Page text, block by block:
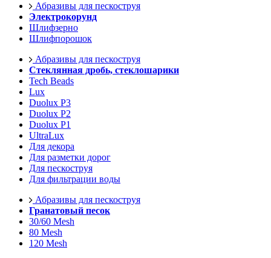
Абразивы для пескоструя
Электрокорунд
Шлифзерно
Шлифпорошок
Абразивы для пескоструя
Стеклянная дробь, стеклошарики
Tech Beads
Lux
Duolux P3
Duolux P2
Duolux P1
UltraLux
Для декора
Для разметки дорог
Для пескоструя
Для фильтрации воды
Абразивы для пескоструя
Гранатовый песок
30/60 Mesh
80 Mesh
120 Mesh